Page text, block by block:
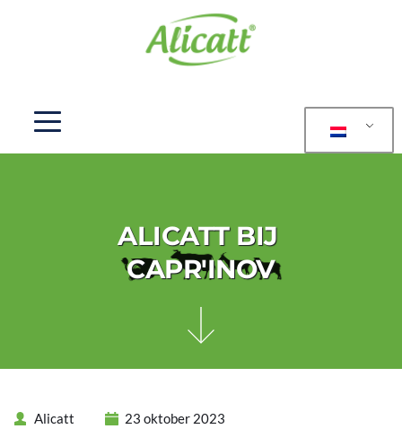
ALICATT BIJ
CAPR'INOV
Alicatt 23 oktober 2023